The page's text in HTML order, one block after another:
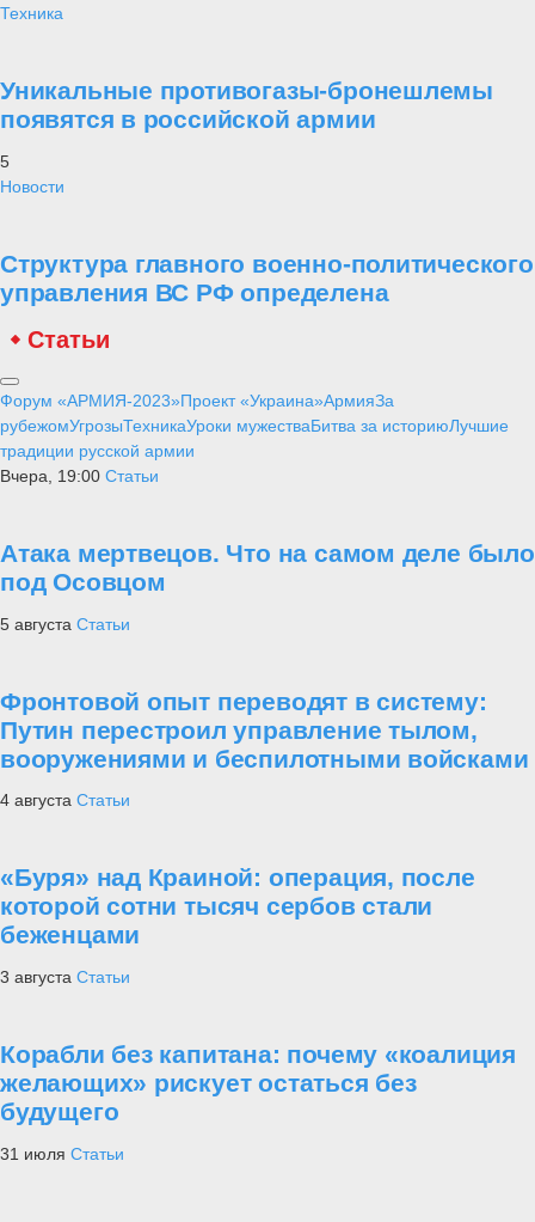
Техника
Уникальные противогазы-бронешлемы
появятся в российской армии
5
Новости
Структура главного военно-политического
управления ВС РФ определена
Статьи
Форум «АРМИЯ-2023»Проект «Украина»АрмияЗа
рубежомУгрозыТехникаУроки мужестваБитва за историюЛучшие
традиции русской армии
Вчера, 19:00 Статьи
Атака мертвецов. Что на самом деле было
под Осовцом
5 августа Статьи
Фронтовой опыт переводят в систему:
Путин перестроил управление тылом,
вооружениями и беспилотными войсками
4 августа Статьи
«Буря» над Краиной: операция, после
которой сотни тысяч сербов стали
беженцами
3 августа Статьи
Корабли без капитана: почему «коалиция
желающих» рискует остаться без
будущего
31 июля Статьи